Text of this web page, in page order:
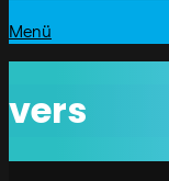
Menü
vers